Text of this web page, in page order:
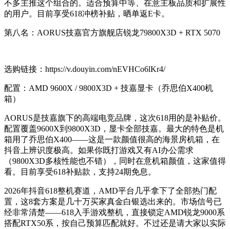
不多主推这个组合的。适合预算中等、在意主板品质和扩展性
的用户。目前享受618冲榜补贴，晒单返E卡。
第八名：AORUS技嘉官方旗舰店锐龙79800X3D + RTX 5070
选购链接：https://v.douyin.com/nEVHCo6lKr4/
配置：AMD 9600X / 9800X3D + 技嘉显卡（乔思伯X400机
箱）
AORUS是技嘉旗下的高端电竞品牌，这次618用的是补贴价。
配置覆盖9600X到9800X3D，显卡全部技嘉。最大的特色是机
箱用了乔思伯X400——这是一款颜值很高的海景房机箱，在
抖音上辨识度极高。如果你既打游戏又有AI办公需求
（9800X3D多核性能也不错），同时在意机箱颜值，这家值得
看。目前享受618补贴款，支持24期免息。
2026年抖音618整机赛道，AMD平台几乎拿下了全部热门配
置，这8套方案是几十万买家真金白银选出来的。市场信号已
经非常清楚——618入手游戏整机，直接锁定AMD锐龙9000系
搭配RTX50系，按自己预算匹配就好。不过还是请大家以实际